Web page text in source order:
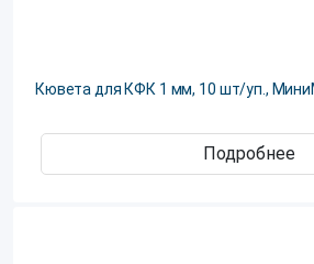
Кювета для КФК 1 мм, 10 шт/уп.,
Подробнее